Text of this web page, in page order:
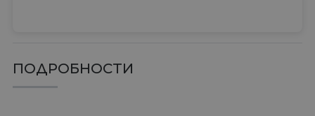
ПОДРОБНОСТИ